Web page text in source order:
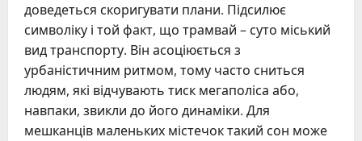
доведеться скоригувати плани. Підсилює
символіку і той факт, що трамвай – суто міський
вид транспорту. Він асоціюється з
урбаністичним ритмом, тому часто сниться
людям, які відчувають тиск мегаполіса або,
навпаки, звикли до його динаміки. Для
мешканців маленьких містечок такий сон може